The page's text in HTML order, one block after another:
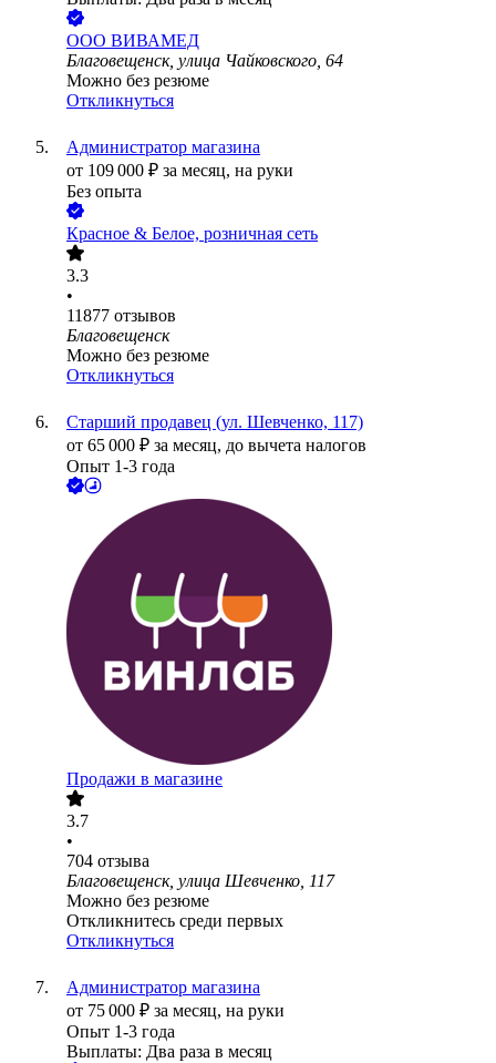
ООО ВИВАМЕД
Благовещенск, улица Чайковского, 64
Можно без резюме
Откликнуться
Администратор магазина
от 109 000 ₽ за месяц, на руки
Без опыта
Красное & Белое, розничная сеть
3.3
•
11877 отзывов
Благовещенск
Можно без резюме
Откликнуться
Старший продавец (ул. Шевченко, 117)
от 65 000 ₽ за месяц, до вычета налогов
Опыт 1-3 года
Продажи в магазине
3.7
•
704 отзыва
Благовещенск, улица Шевченко, 117
Можно без резюме
Откликнитесь среди первых
Откликнуться
Администратор магазина
от 75 000 ₽ за месяц, на руки
Опыт 1-3 года
Выплаты: Два раза в месяц